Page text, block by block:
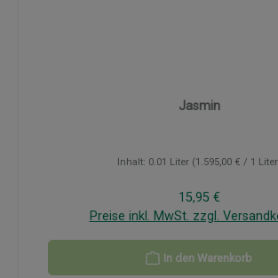
Jasmin
Inhalt: 0.01 Liter (1.595,00 € / 1
Regulärer Preis:
15,95 €
Preise inkl. MwSt. zzgl.
In den Warenkorb